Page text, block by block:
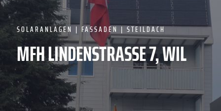
SOLARANLAGEN | FASSADEN | STEILDACH
MFH LINDENSTRASSE 7, WIL